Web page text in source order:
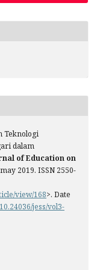
Teknologi
dalam
of Education on
2019. ISSN 2550-
view/168>. Date
jess/vol3-